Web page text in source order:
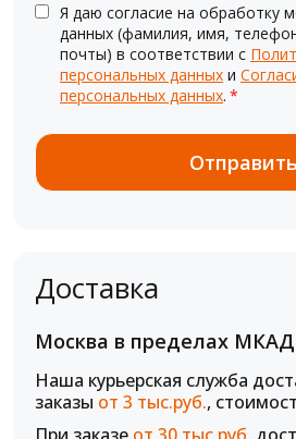
Я даю согласие на обработку
данных (фамилия, имя,
почты) в соответствии с
персональных данных и
персональных данных. *
Доставка
Москва в пределах МКАД
Наша курьерская служба
заказы от 3 тыс.руб.,